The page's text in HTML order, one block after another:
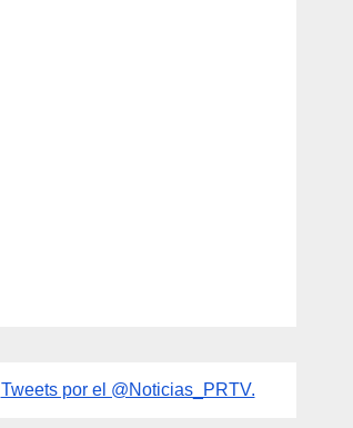
Tweets por el @Noticias_PRTV.